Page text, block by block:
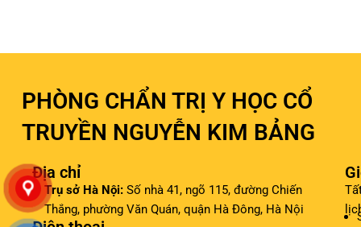
PHÒNG CHẨN TRỊ Y HỌC CỔ
TRUYỀN NGUYỄN KIM BẢNG
Địa chỉ
Trụ sở Hà Nội: Số nhà 41, ngõ 115, đường Chiến
Thắng, phường Văn Quán, quận Hà Đông, Hà Nội